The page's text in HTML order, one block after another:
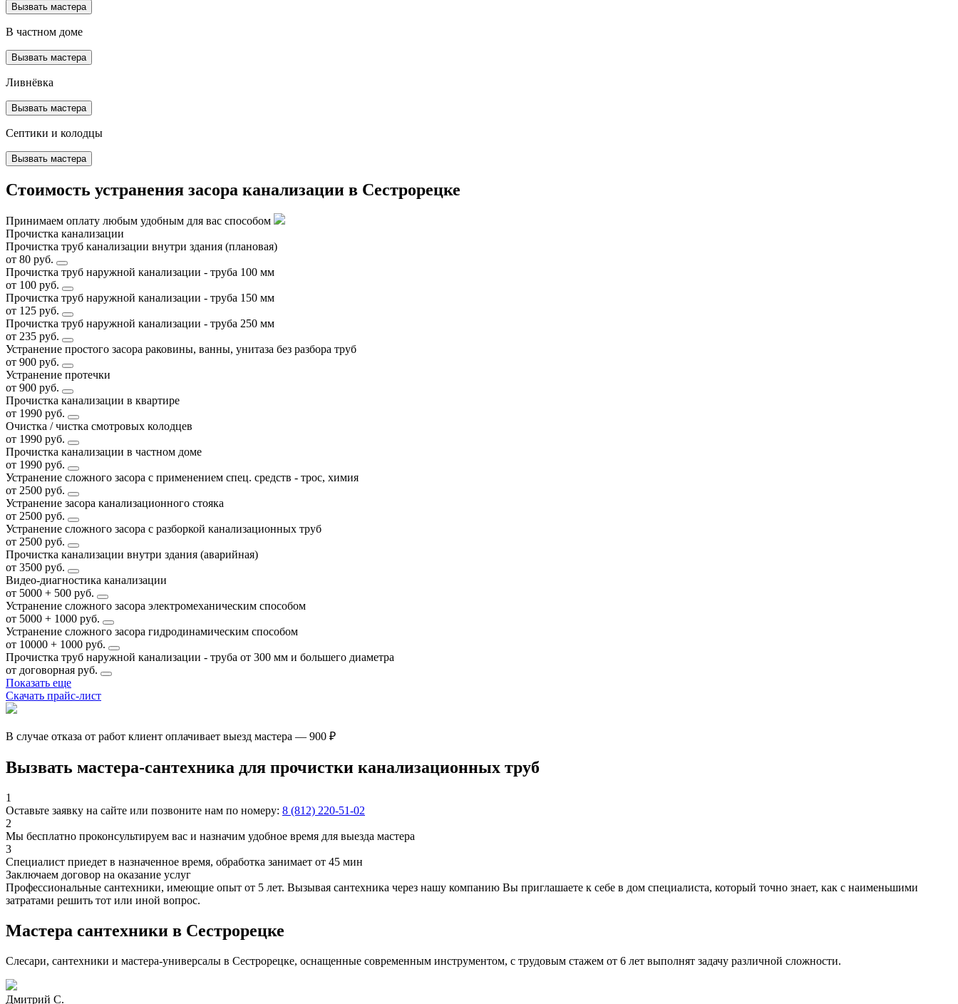
Вызвать мастера
В частном доме
Вызвать мастера
Ливнёвка
Вызвать мастера
Септики и колодцы
Вызвать мастера
Стоимость устранения засора канализации в Сестрорецке
Принимаем оплату любым удобным для вас способом
Прочистка канализации
Прочистка труб канализации внутри здания (плановая)
от 80 руб.
Прочистка труб наружной канализации - труба 100 мм
от 100 руб.
Прочистка труб наружной канализации - труба 150 мм
от 125 руб.
Прочистка труб наружной канализации - труба 250 мм
от 235 руб.
Устранение простого засора раковины, ванны, унитаза без разбора труб
от 900 руб.
Устранение протечки
от 900 руб.
Прочистка канализации в квартире
от 1990 руб.
Очистка / чистка смотровых колодцев
от 1990 руб.
Прочистка канализации в частном доме
от 1990 руб.
Устранение сложного засора с применением спец. средств - трос, химия
от 2500 руб.
Устранение засора канализационного стояка
от 2500 руб.
Устранение сложного засора с разборкой канализационных труб
от 2500 руб.
Прочистка канализации внутри здания (аварийная)
от 3500 руб.
Видео-диагностика канализации
от 5000 + 500 руб.
Устранение сложного засора электромеханическим способом
от 5000 + 1000 руб.
Устранение сложного засора гидродинамическим способом
от 10000 + 1000 руб.
Прочистка труб наружной канализации - труба от 300 мм и большего диаметра
от договорная руб.
Показать еще
Скачать прайс-лист
В случае отказа от работ клиент оплачивает выезд мастера — 900 ₽
Вызвать мастера-сантехника для прочистки канализационных труб
1
Оставьте заявку на сайте или позвоните нам по номеру: 8 (812) 220-51-02
2
Мы бесплатно проконсультируем вас и назначим удобное время для выезда мастера
3
Специалист приедет в назначенное время, обработка занимает от 45 мин
Заключаем договор на оказание услуг
Профессиональные сантехники, имеющие опыт от 5 лет. Вызывая сантехника через нашу компанию Вы приглашаете к себе в дом специалиста, который точно знает, как с наименьшими
затратами решить тот или иной вопрос.
Мастера сантехники в Сестрорецке
Слесари, сантехники и мастера-универсалы в Сестрорецке, оснащенные современным инструментом, с трудовым стажем от 6 лет выполнят задачу различной сложности.
Дмитрий С.